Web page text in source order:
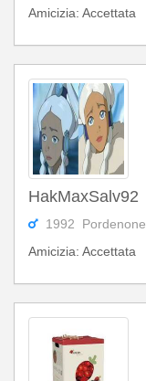
Amicizia: Accettata
HakMaxSalv92
1992 Pordenone
Amicizia: Accettata